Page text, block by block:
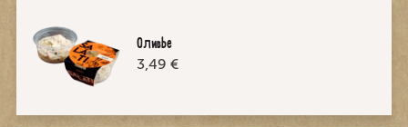
Oливье
3,49 €